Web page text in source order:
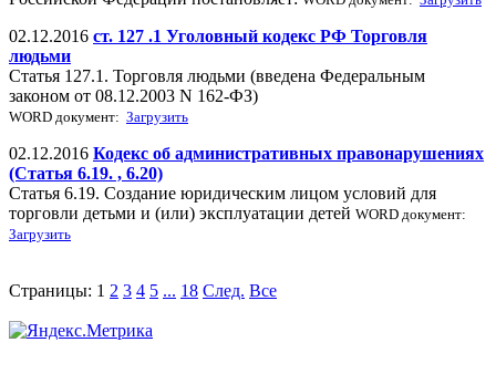
02.12.2016 ст. 127 .1 Уголовный кодекс РФ Торговля
людьми
Статья 127.1. Торговля людьми (введена Федеральным
законом от 08.12.2003 N 162-ФЗ)
WORD документ: Загрузить
02.12.2016 Кодекс об административных правонарушениях
(Статья 6.19. , 6.20)
Статья 6.19. Создание юридическим лицом условий для
торговли детьми и (или) эксплуатации детей WORD документ:
Загрузить
Страницы: 1 2 3 4 5 ... 18 След. Все